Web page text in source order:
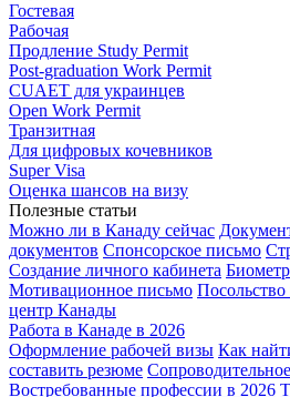
Гостевая
Рабочая
Продление Study Permit
Post-graduation Work Permit
CUAET для украинцев
Open Work Permit
Транзитная
Для цифровых кочевников
Super Visa
Оценка шансов на визу
Полезные статьи
Можно ли в Канаду сейчас
документов Спонсорское письмо
Создание личного кабинета
Мотивационное письмо Посольство
центр Канады
Работа в Канаде в 2026
Оформление рабочей визы Как
составить резюме
Востребованные профессии в 2026